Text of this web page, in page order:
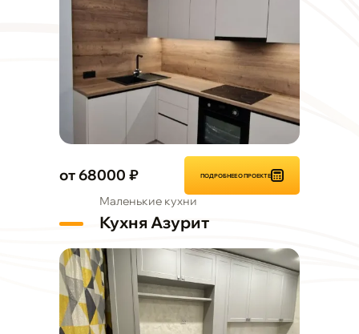
от 68000 ₽ ПОДРОБНЕЕ О ПРОЕКТЕ
Маленькие кухни
Кухня Азурит